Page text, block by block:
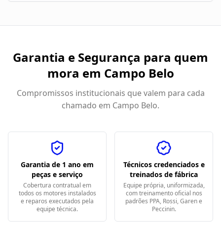
Garantia e Segurança para quem
mora em Campo Belo
Compromissos institucionais que valem para cada
chamado em Campo Belo.
Garantia de 1 ano em
peças e serviço
Cobertura contratual em
todos os motores instalados
e reparos executados pela
equipe técnica.
Técnicos credenciados e
treinados de fábrica
Equipe própria, uniformizada,
com treinamento oficial nos
padrões PPA, Rossi, Garen e
Peccinin.